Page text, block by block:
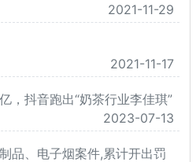
2021-11-29
2021-11-17
，抖音跑出“奶茶行业李佳琪”
2023-07-13
品、电子烟案件,累计开出罚